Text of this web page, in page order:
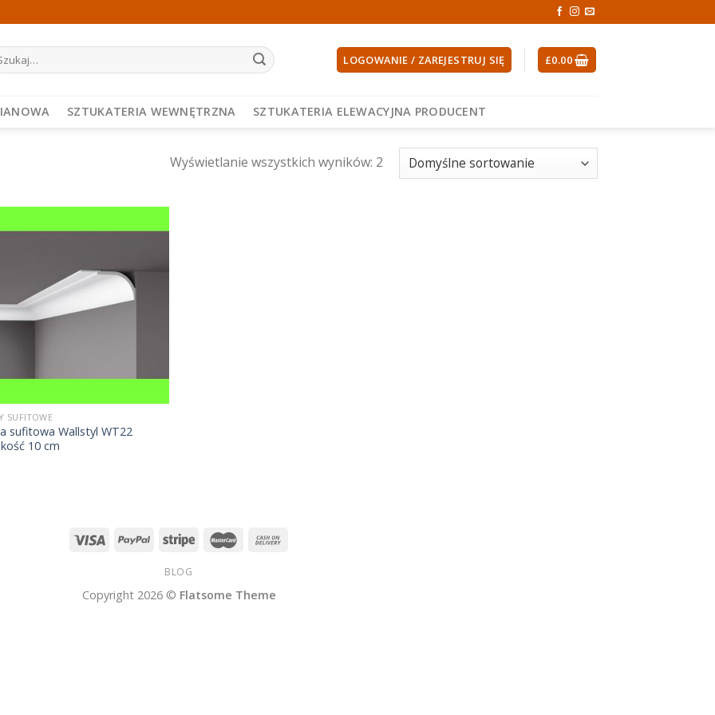
LOGOWANIE / ZAREJESTRUJ SIĘ £0.00
SZTUKATERIA WEWNĘTRZNA SZTUKATERIA ELEWACYJNA PRODUCENT
Wyświetlanie wszystkich wyników: 2
SUFITOWE
sufitowa Wallstyl WT22
10 cm
BLOG
Copyright 2026 © Flatsome Theme